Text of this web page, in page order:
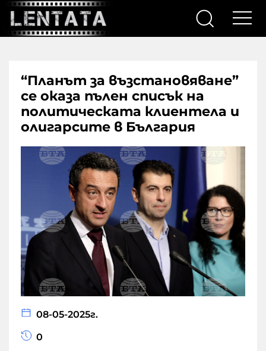
“Планът за възстановяване”
се оказа пълен списък на
политическата клиентела и
олигарсите в България
08-05-2025г.
0